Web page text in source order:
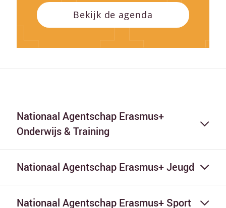
Bekijk de agenda
Nationaal Agentschap Erasmus+
Onderwijs & Training
Nationaal Agentschap Erasmus+ Jeugd
Nationaal Agentschap Erasmus+ Sport